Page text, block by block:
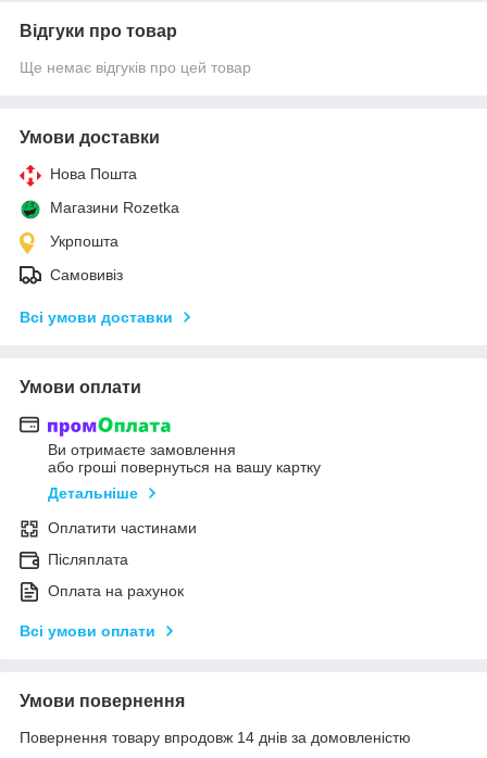
Відгуки про товар
Ще немає відгуків про цей товар
Умови доставки
Нова Пошта
Магазини Rozetka
Укрпошта
Самовивіз
Всі умови доставки
Умови оплати
Ви отримаєте замовлення
або гроші повернуться на вашу картку
Детальніше
Оплатити частинами
Післяплата
Оплата на рахунок
Всі умови оплати
Умови повернення
Повернення товару впродовж 14 днів за домовленістю